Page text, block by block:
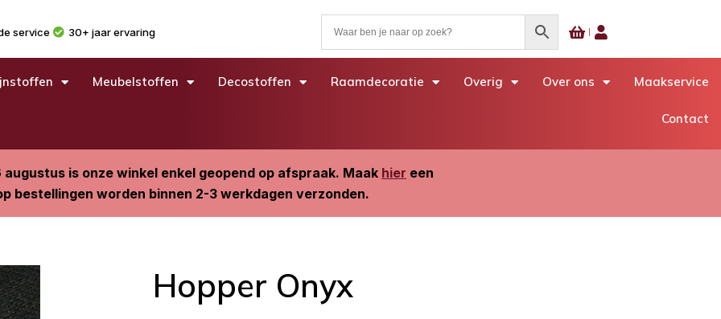
service 30+ jaar ervaring
Meubelstoffen Decostoffen Raamdecoratie Overig Over ons Maakservice
Contact
is onze winkel enkel geopend op afspraak. Maak hier een
bestellingen worden binnen 2-3 werkdagen verzonden.
Hopper Onyx